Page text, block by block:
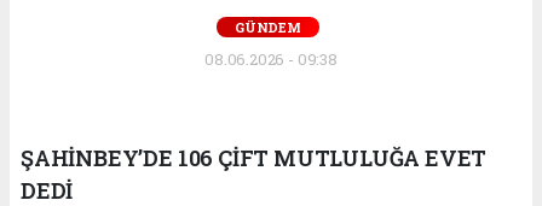
GÜNDEM
08.06.2026 - 09:38
ŞAHİNBEY’DE 106 ÇİFT MUTLULUĞA EVET
DEDİ